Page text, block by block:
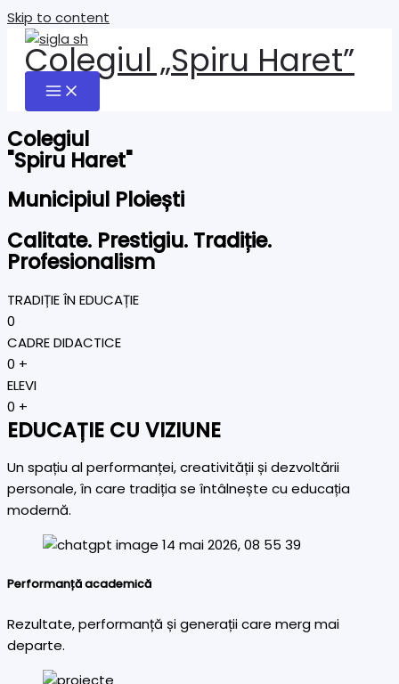
Skip to content
Colegiul „Spiru Haret”
Colegiul
"Spiru Haret"
Municipiul Ploiești
Calitate. Prestigiu. Tradiție.
Profesionalism
TRADIȚIE ÎN EDUCAȚIE
0
CADRE DIDACTICE
0 +
ELEVI
0 +
EDUCAȚIE CU VIZIUNE
Un spațiu al performanței, creativității și dezvoltării
personale, în care tradiția se întâlnește cu educația
modernă.
Performanță academică
Rezultate, performanță și generații care merg mai
departe.